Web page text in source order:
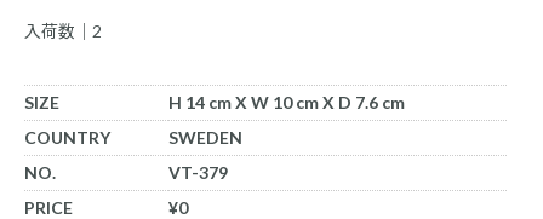
入荷数｜2
SIZE
H 14 cm X W 10 cm X D 7.6 cm
COUNTRY
SWEDEN
NO.
VT-379
PRICE
¥0